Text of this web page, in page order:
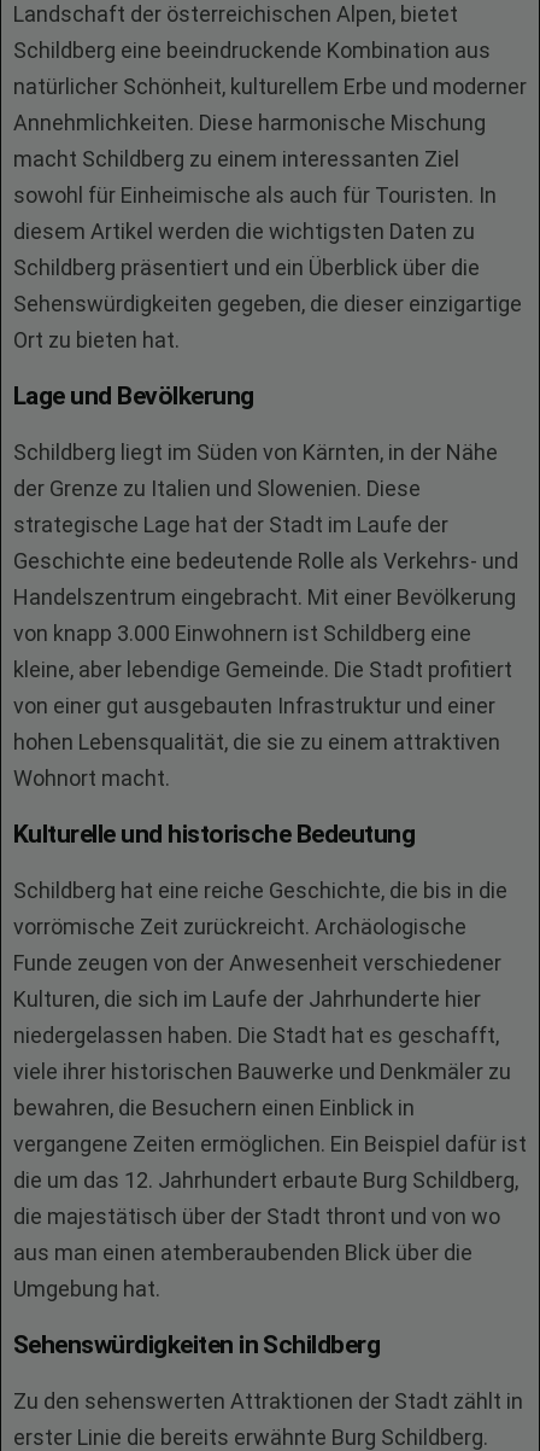
Landschaft der österreichischen Alpen, bietet
Schildberg eine beeindruckende Kombination aus
natürlicher Schönheit, kulturellem Erbe und moderner
Annehmlichkeiten. Diese harmonische Mischung
macht Schildberg zu einem interessanten Ziel
sowohl für Einheimische als auch für Touristen. In
diesem Artikel werden die wichtigsten Daten zu
Schildberg präsentiert und ein Überblick über die
Sehenswürdigkeiten gegeben, die dieser einzigartige
Ort zu bieten hat.
Lage und Bevölkerung
Schildberg liegt im Süden von Kärnten, in der Nähe
der Grenze zu Italien und Slowenien. Diese
strategische Lage hat der Stadt im Laufe der
Geschichte eine bedeutende Rolle als Verkehrs- und
Handelszentrum eingebracht. Mit einer Bevölkerung
von knapp 3.000 Einwohnern ist Schildberg eine
kleine, aber lebendige Gemeinde. Die Stadt profitiert
von einer gut ausgebauten Infrastruktur und einer
hohen Lebensqualität, die sie zu einem attraktiven
Wohnort macht.
Kulturelle und historische Bedeutung
Schildberg hat eine reiche Geschichte, die bis in die
vorrömische Zeit zurückreicht. Archäologische
Funde zeugen von der Anwesenheit verschiedener
Kulturen, die sich im Laufe der Jahrhunderte hier
niedergelassen haben. Die Stadt hat es geschafft,
viele ihrer historischen Bauwerke und Denkmäler zu
bewahren, die Besuchern einen Einblick in
vergangene Zeiten ermöglichen. Ein Beispiel dafür ist
die um das 12. Jahrhundert erbaute Burg Schildberg,
die majestätisch über der Stadt thront und von wo
aus man einen atemberaubenden Blick über die
Umgebung hat.
Sehenswürdigkeiten in Schildberg
Zu den sehenswerten Attraktionen der Stadt zählt in
erster Linie die bereits erwähnte Burg Schildberg.